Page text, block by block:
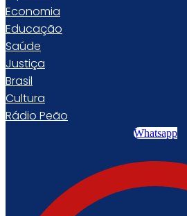
Economia
Educação
Saúde
Justiça
Brasil
Cultura
Rádio Peão
Whatsapp